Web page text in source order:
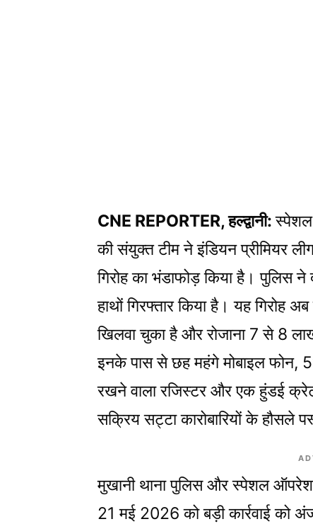
CNE REPORTER, हल्द्वानी:
की संयुक्त टीम ने इंडियन प्रीमियर
गिरोह का भंडाफोड़ किया है। पुलिस ने
हाथों गिरफ्तार किया है। यह
खिलवा चुका है और रोजाना 7 से 8
इनके पास से छह महंगे मोबाइल फोन,
रखने वाला रजिस्टर और एक हुंडई
सक्रिय सट्टा कारोबारियों के हौसले
मुखानी थाना पुलिस और स्पेशल
21 मई 2026 को बड़ी कार्रवाई को